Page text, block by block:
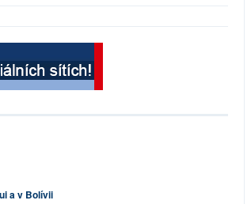
a v Bolívii